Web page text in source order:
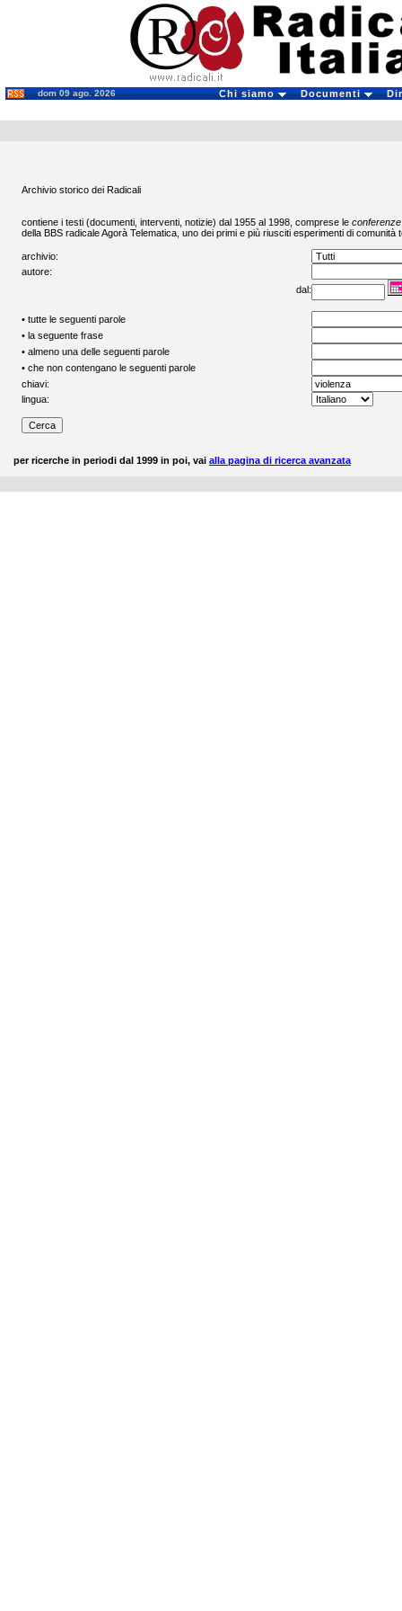
dom 09 ago. 2026 Chi siamo Documenti
Archivio storico dei Radicali
contiene i testi (documenti, interventi, notizie) dal 1955 al 1998, comprese le conferenze
della BBS radicaleAgorà Telematica , uno dei primi e più riusciti esperimenti di comunità
archivio:
autore:
dal:
• tutte le seguenti parole
• la seguente frase
• almeno una delle seguenti parole
• che non contengano le seguenti parole
chiavi:
lingua:
per ricerche in periodi dal 1999 in poi, vai alla pagina di ricerca avanzata